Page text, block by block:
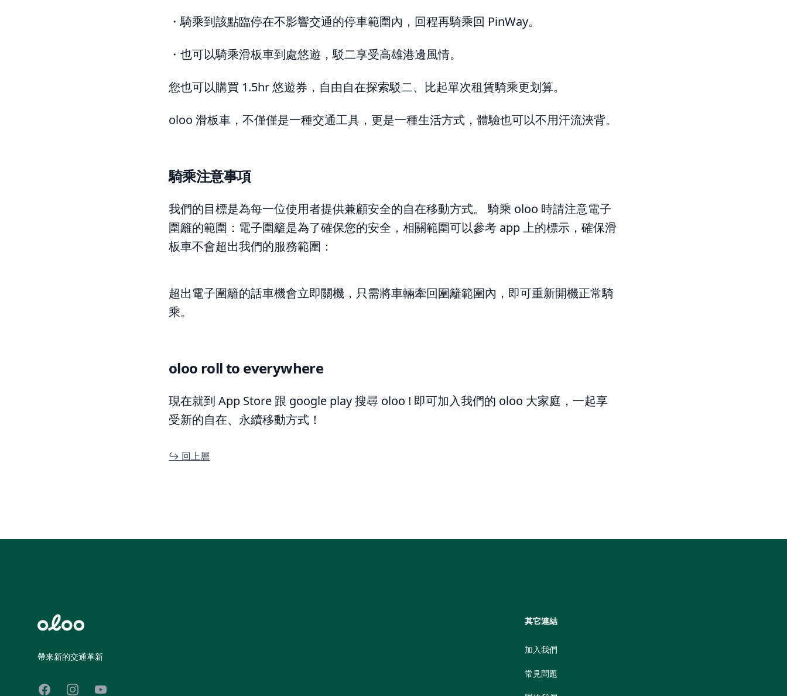
・騎乘到該點臨停在不影響交通的停車範圍內，回程再騎乘回 PinWay。
・也可以騎乘滑板車到處悠遊，駁二享受高雄港邊風情。
您也可以購買 1.5hr 悠遊券，自由自在探索駁二、比起單次租賃騎乘更划算。
oloo 滑板車，不僅僅是一種交通工具，更是一種生活方式，體驗也可以不用汗流浹背。
騎乘注意事項
我們的目標是為每一位使用者提供兼顧安全的自在移動方式。 騎乘 oloo 時請注意電子
圍籬的範圍：電子圍籬是為了確保您的安全，相關範圍可以參考 app 上的標示，確保滑
板車不會超出我們的服務範圍：
超出電子圍籬的話車機會立即關機，只需將車輛牽回圍籬範圍內，即可重新開機正常騎
乘。
oloo roll to everywhere
現在就到 App Store 跟 google play 搜尋 oloo ! 即可加入我們的 oloo 大家庭，一起享
受新的自在、永續移動方式！
↪️ 回上層
帶來新的交通革新
FacebookInstagramYouTube
其它連結
加入我們
常見問題